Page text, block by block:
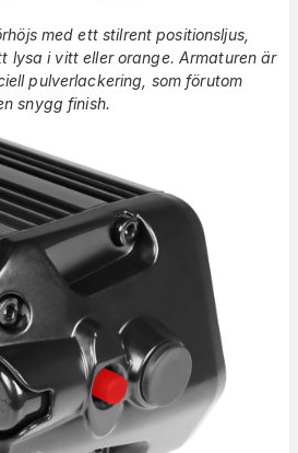
med ett stilrent positionsljus,
lysa i vitt eller orange. Armaturen är
pulverlackering, som förutom
snygg finish.